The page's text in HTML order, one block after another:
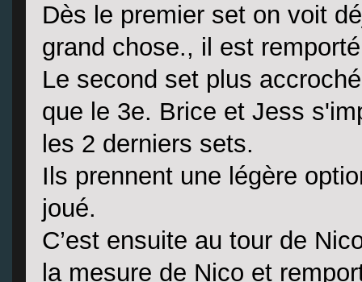
Dès le premier set on voit
grand chose., il est
Le second set plus
que le 3e. Brice et Jess
les 2 derniers sets.
Ils prennent une légère
joué.
C’est ensuite au tour de
la mesure de Nico et